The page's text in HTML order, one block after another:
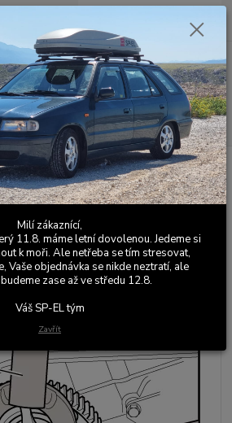
Menu
Hledat
0,00 Kč
přípravek VW / Škoda MP 1-216 pro
VW / Škoda
demontáž
Milí zákaznící,
11.8. máme letní dovolenou. Jedeme si
k moři. Ale netřeba se tím stresovat,
Vaše objednávka se nikde neztratí, ale
zase až ve středu 12.8.
Váš SP-EL tým
Zavřít